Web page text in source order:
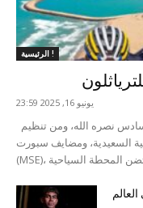
الرئيسية !
يونيو 16, 2025 23:59
السعيدية، ومضايف سبورت